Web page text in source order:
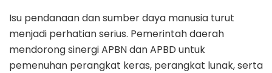
Isu pendanaan dan sumber daya manusia turut
menjadi perhatian serius. Pemerintah daerah
mendorong sinergi APBN dan APBD untuk
pemenuhan perangkat keras, perangkat lunak, serta